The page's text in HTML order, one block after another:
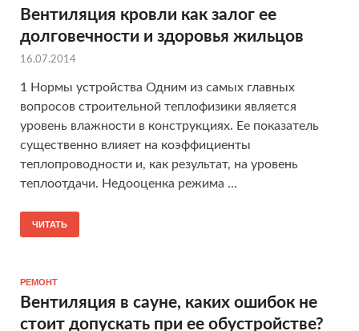
Вентиляция кровли как залог ее
долговечности и здоровья жильцов
16.07.2014
1 Нормы устройства Одним из самых главных
вопросов строительной теплофизики является
уровень влажности в конструкциях. Ее показатель
существенно влияет на коэффициенты
теплопроводности и, как результат, на уровень
теплоотдачи. Недооценка режима ...
ЧИТАТЬ
РЕМОНТ
Вентиляция в сауне, каких ошибок не
стоит допускать при ее обустройстве?